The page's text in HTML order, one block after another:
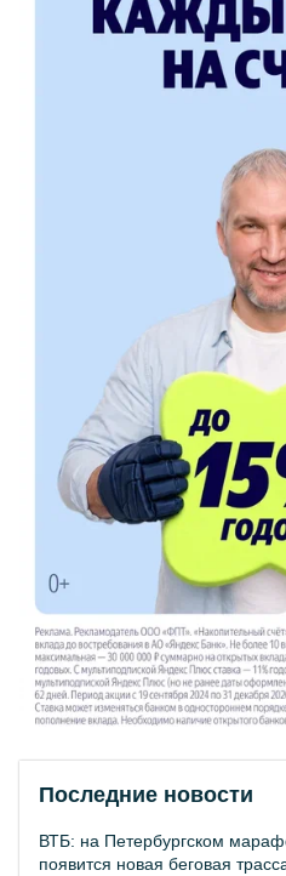
Последние новости
ВТБ: на Петербургском
появится новая беговая